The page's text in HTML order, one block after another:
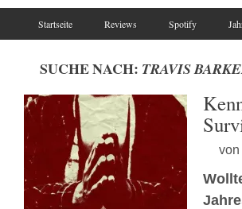
Startseite Reviews Spotify
SUCHE NACH: TRAVIS
von